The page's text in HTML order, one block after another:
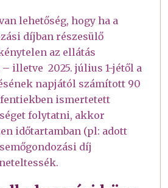
lehetőség, hogy ha a
díjban részesülő
az ellátás
illetve 2025. július 1-jétől a
napjától számított 90
ismertetett
folytatni, akkor
időtartamban (pl: adott
díj